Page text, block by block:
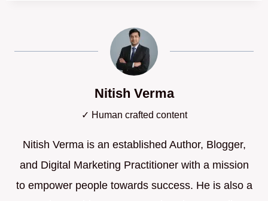
Nitish Verma
✓ Human crafted content
Nitish Verma is an established Author, Blogger,
and Digital Marketing Practitioner with a mission
to empower people towards success. He is also a